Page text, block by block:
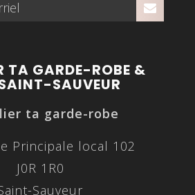
TA GARDE-ROBE &
SAUVEUR
ta garde-robe
Principale local 102
J0R 1R0
Sauveur